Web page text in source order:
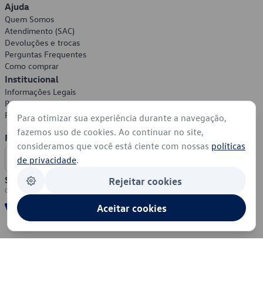
Ajuda
Quem Somos
Atendimento (SAC)
Devoluções e trocas
Perguntas Frequentes
Como comprar
Institucional
Informações Legais
Política de Privacidade
Política de Cookies
Formas de Pagamento
Segurança
Para otimizar sua experiência durante a navegação,
fazemos uso de cookies. Ao continuar no site,
consideramos que você está ciente com nossas políticas
de privacidade.
Rejeitar cookies
Aceitar cookies